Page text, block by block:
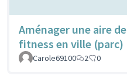
Aménager une aire de
fitness en ville (parc)
Carole69100
2 0